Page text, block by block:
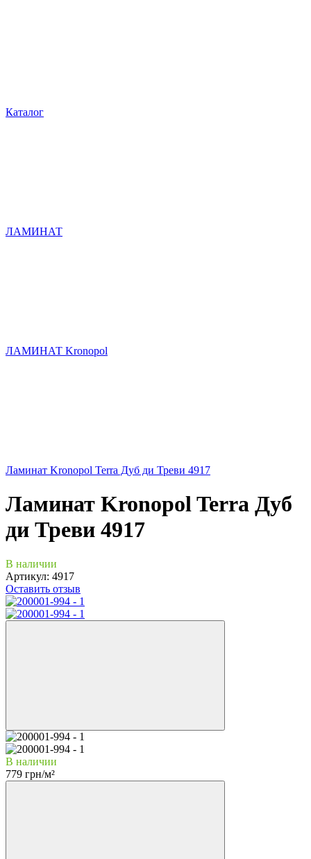
Каталог
ЛАМИНАТ
ЛАМИНАТ Kronopol
Ламинат Kronopol Terra Дуб ди Треви 4917
Ламинат Kronopol Terra Дуб
ди Треви 4917
В наличии
Артикул: 4917
Оставить отзыв
В наличии
779 грн/м²